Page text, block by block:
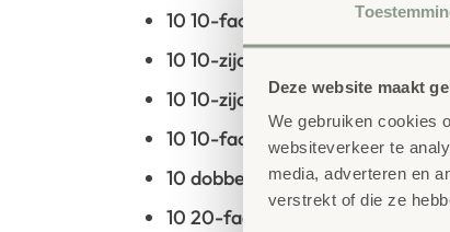
Deze website maakt
We gebruiken cookies
websiteverkeer te
media, adverteren en
verstrekt of die ze
10 10-faced dobbelstenen 1 tot
10 10-zijdige dobbelstenen
10 10-zijdige dobbelstenen
10 10-faced dobbelstenen
10 dobbelstenen met 12
10 20-faced dobbelstenen 1 tot